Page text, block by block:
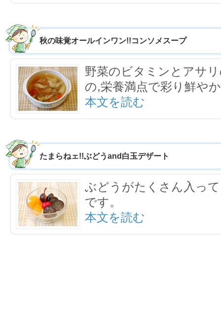
秋の味覚オールインワン!!コンソメスープ
野菜のビタミンとアサ
の,栄養満点で彩り鮮や
本文を読む
たまらねェ!!ぶどうand白玉デザート
ぶどうがたくさん入っ
です。
本文を読む